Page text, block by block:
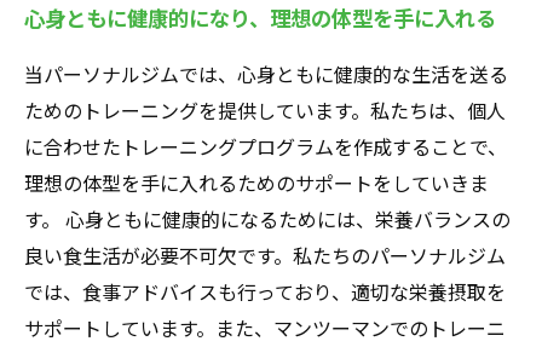
心身ともに健康的になり、理想の体型を手に入れる
当パーソナルジムでは、心身ともに健康的な生活を送る
ためのトレーニングを提供しています。私たちは、個人
に合わせたトレーニングプログラムを作成することで、
理想の体型を手に入れるためのサポートをしていきま
す。 心身ともに健康的になるためには、栄養バランスの
良い食生活が必要不可欠です。私たちのパーソナルジム
では、食事アドバイスも行っており、適切な栄養摂取を
サポートしています。また、マンツーマンでのトレーニ